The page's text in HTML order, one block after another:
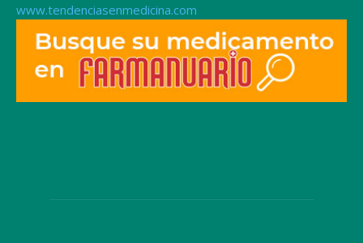
www.tendenciasenmedicina.com